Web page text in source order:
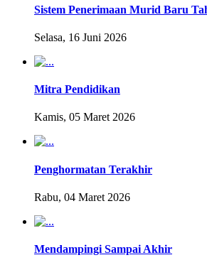
Sistem Penerimaan Murid Baru
Selasa, 16 Juni 2026
Mitra Pendidikan
Kamis, 05 Maret 2026
Penghormatan Terakhir
Rabu, 04 Maret 2026
Mendampingi Sampai Akhir